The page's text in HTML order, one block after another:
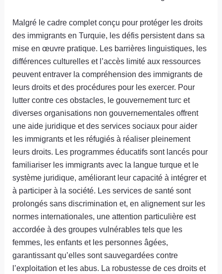
Malgré le cadre complet conçu pour protéger les droits
des immigrants en Turquie, les défis persistent dans sa
mise en œuvre pratique. Les barrières linguistiques, les
différences culturelles et l’accès limité aux ressources
peuvent entraver la compréhension des immigrants de
leurs droits et des procédures pour les exercer. Pour
lutter contre ces obstacles, le gouvernement turc et
diverses organisations non gouvernementales offrent
une aide juridique et des services sociaux pour aider
les immigrants et les réfugiés à réaliser pleinement
leurs droits. Les programmes éducatifs sont lancés pour
familiariser les immigrants avec la langue turque et le
système juridique, améliorant leur capacité à intégrer et
à participer à la société. Les services de santé sont
prolongés sans discrimination et, en alignement sur les
normes internationales, une attention particulière est
accordée à des groupes vulnérables tels que les
femmes, les enfants et les personnes âgées,
garantissant qu’elles sont sauvegardées contre
l’exploitation et les abus. La robustesse de ces droits et